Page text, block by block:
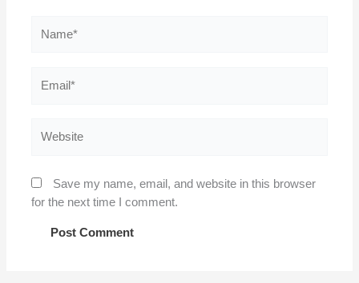
Save my name, email, and website in this browser
for the next time I comment.